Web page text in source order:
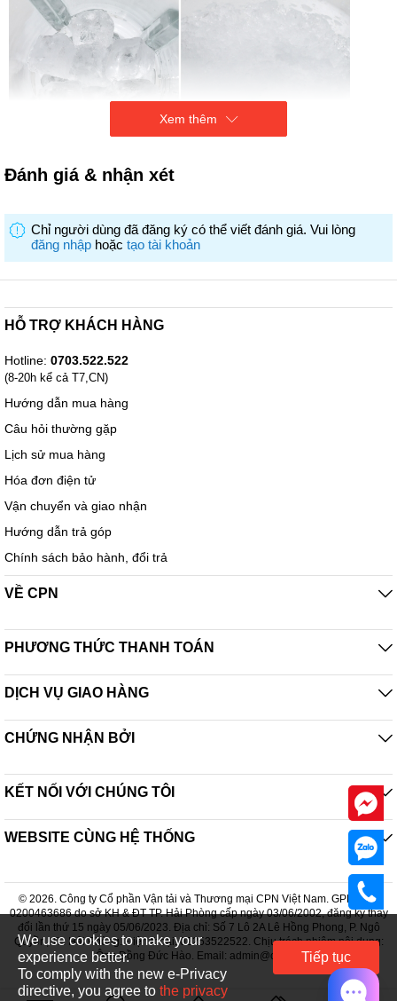
We use cookies to make your
experience better.
To comply with the new e-Privacy
directive, you agree to the privacy
Tiếp tục
Chế biến thức ăn nhanh chóng cho bạn dễ dàng theo đuổi lối
ăn uống lành mạnh.
nhiều mục đích khác nhau như xay, trộn, đánh kem. Phụ kiện này
giúp việc thái rau, xay thịt trở nên đơn giản và nhanh chóng trong
Cối xay khô được làm bằng thủy tinh chống trầy xước, không ố
màu và bám mùi, cho phép xay dễ dàng cả nguyên liệu khô và ướt
Xem thêm
Đánh giá & nhận xét
Chỉ người dùng đã đăng ký có thể viết đánh giá. Vui lòng
đăng nhập hoặc tạo tài khoản
HỖ TRỢ KHÁCH HÀNG
Hotline: 0703.522.522
(8-20h kể cả T7,CN)
Hướng dẫn mua hàng
Câu hỏi thường gặp
Lịch sử mua hàng
Hóa đơn điện tử
Vận chuyển và giao nhận
Hướng dẫn trả góp
Chính sách bảo hành, đổi trả
VỀ CPN
PHƯƠNG THỨC THANH TOÁN
DỊCH VỤ GIAO HÀNG
CHỨNG NHẬN BỞI
KẾT NỐI VỚI CHÚNG TÔI
WEBSITE CÙNG HỆ THỐNG
© 2026. Công ty Cổ phần Vận tải và Thương mại CPN Việt Nam. GPDKKD:
0200463686 do sở KH & ĐT TP. Hải Phòng cấp ngày 03/06/2002, đăng ký thay
đổi lần thứ 15 ngày 05/06/2023. Địa chỉ: Số 7 Lô 2A Lê Hồng Phong, P. Ngô
Quyền, TP. Hải Phòng. Điện thoại: 02253522522. Chịu trách nhiệm nội dung:
Ông Đồng Đức Hào. Email: admin@cpn.vn